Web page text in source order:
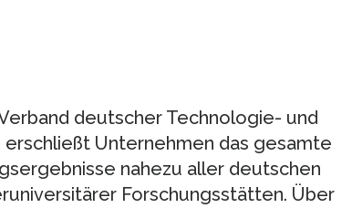
deutscher Technologie- und
Unternehmen das gesamte
nahezu aller deutschen
Forschungsstätten. Über